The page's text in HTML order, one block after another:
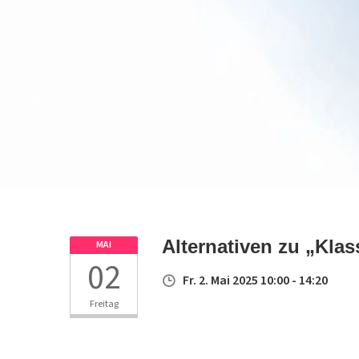
MAI
02
Freitag
Alternativen zu
Fr. 2. Mai 2025 10:00 - 14:20